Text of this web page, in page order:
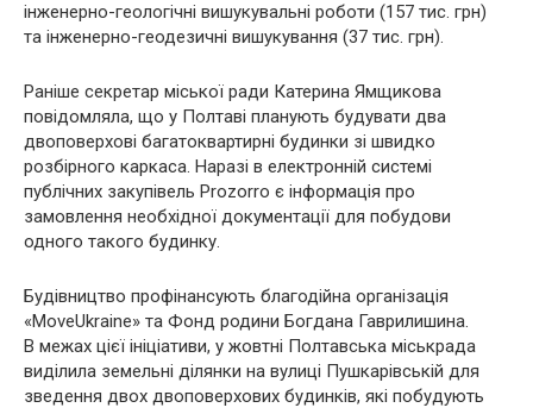
інженерно-геологічні вишукувальні роботи (157 тис. грн)
та інженерно-геодезичні вишукування (37 тис. грн).
Раніше секретар міської ради Катерина Ямщикова
повідомляла, що у Полтаві планують будувати два
двоповерхові багатоквартирні будинки зі швидко
розбірного каркаса. Наразі в електронній системі
публічних закупівель Prozorro є інформація про
замовлення необхідної документації для побудови
одного такого будинку.
Будівництво профінансують благодійна організація
«MoveUkraine» та Фонд родини Богдана Гаврилишина.
В межах цієї ініціативи, у жовтні Полтавська міськрада
виділила земельні ділянки на вулиці Пушкарівській для
зведення двох двоповерхових будинків, які побудують